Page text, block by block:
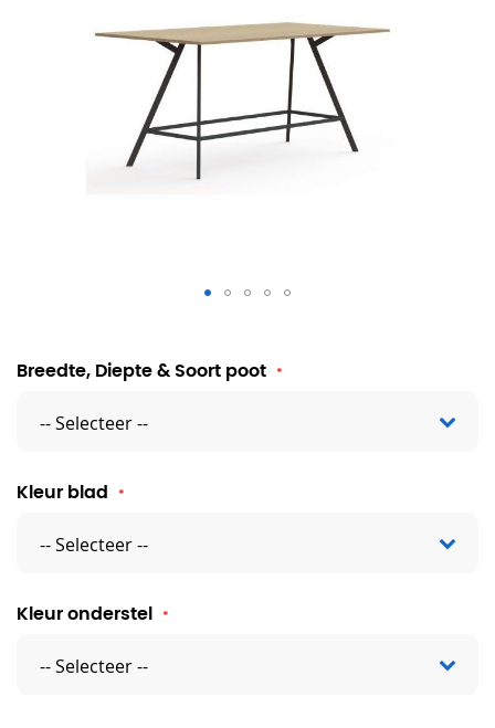
Hoge vergadertafel Ypsilon
Breedte, Diepte & Soort poot
Kleur blad
Kleur onderstel